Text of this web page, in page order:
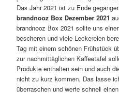
Das Jahr 2021 ist zu Ende
brandnooz Box Dezember 2021
brandnooz Box 2021 sollte uns
bescheren und viele Leckereien
Tag mit einem schönen Frühstück
zur nachmittäglichen Kaffeetafel
Produkte enthalten sein und auch
nicht zu kurz kommen. Das lasse
überraschen und werfe schnell